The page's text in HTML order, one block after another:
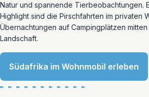
Natur und spannende Tierbeobachtungen.
Highlight sind die Pirschfahrten im privaten
Übernachtungen auf Campingplätzen
Landschaft.
Südafrika im Wohnmobil erleben